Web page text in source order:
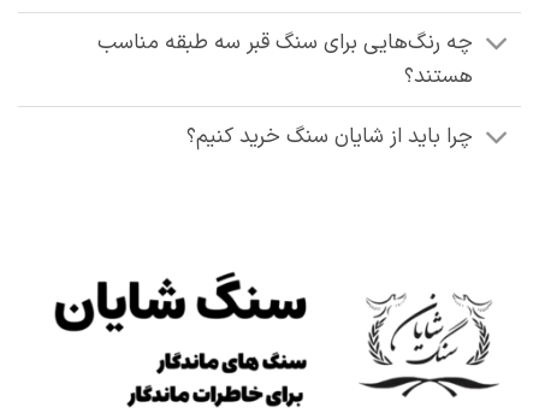
چه رنگ‌هایی برای سنگ قبر سه طبقه مناسب
هستند؟
چرا باید از شایان سنگ خرید کنیم؟